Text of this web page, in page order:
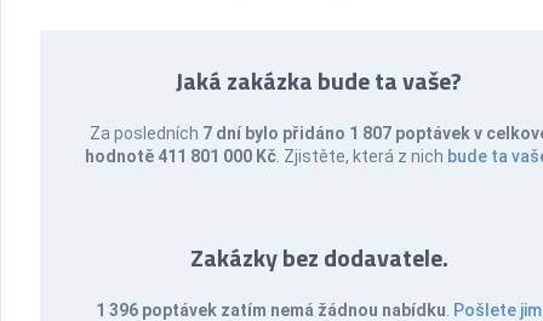
Jaká zakázka bude ta vaše?
Za posledních 7 dní bylo přidáno 1 807 poptávek v
hodnotě 411 801 000 Kč . Zjistěte, která z nich bude ta
Zakázky bez dodavatele.
1 396 poptávek zatím nemá žádnou nabídku Pošlete jim